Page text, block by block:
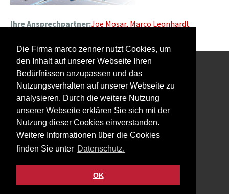
Die Firma marco zenner nutzt Cookies, um
den Inhalt auf unserer Webseite Ihren
Bedürfnissen anzupassen und das
Nutzungsverhalten auf unserer Webseite zu
analysieren. Durch die weitere Nutzung
unserer Webseite erklären Sie sich mit der
Nutzung dieser Cookies einverstanden.
Weitere Informationen über die Cookies
finden Sie unter Datenschutz.
OK
Ihre Ansprechpartner:Joe Mosar, Marco Leonhardt
Interessiert an unserem Newsletter?
Impressum
Datenschutz
Kontakt
Facebook